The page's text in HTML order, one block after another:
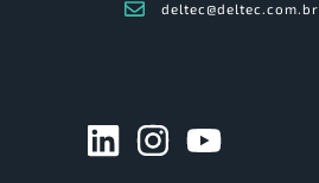
deltec@deltec.com.br